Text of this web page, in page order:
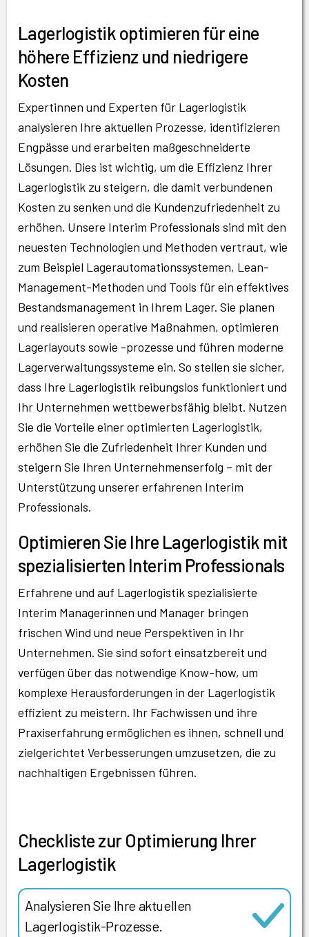
Lagerlogistik optimieren für eine
höhere Effizienz und niedrigere
Kosten
Expertinnen und Experten für Lagerlogistik
analysieren Ihre aktuellen Prozesse, identifizieren
Engpässe und erarbeiten maßgeschneiderte
Lösungen. Dies ist wichtig, um die Effizienz Ihrer
Lagerlogistik zu steigern, die damit verbundenen
Kosten zu senken und die Kundenzufriedenheit zu
erhöhen. Unsere Interim Professionals sind mit den
neuesten Technologien und Methoden vertraut, wie
zum Beispiel Lagerautomationssystemen, Lean-
Management-Methoden und Tools für ein effektives
Bestandsmanagement in Ihrem Lager. Sie planen
und realisieren operative Maßnahmen, optimieren
Lagerlayouts sowie -prozesse und führen moderne
Lagerverwaltungssysteme ein. So stellen sie sicher,
dass Ihre Lagerlogistik reibungslos funktioniert und
Ihr Unternehmen wettbewerbsfähig bleibt. Nutzen
Sie die Vorteile einer optimierten Lagerlogistik,
erhöhen Sie die Zufriedenheit Ihrer Kunden und
steigern Sie Ihren Unternehmenserfolg – mit der
Unterstützung unserer erfahrenen Interim
Professionals.
Optimieren Sie Ihre Lagerlogistik mit
spezialisierten Interim Professionals
Erfahrene und auf Lagerlogistik spezialisierte
Interim Managerinnen und Manager bringen
frischen Wind und neue Perspektiven in Ihr
Unternehmen. Sie sind sofort einsatzbereit und
verfügen über das notwendige Know-how, um
komplexe Herausforderungen in der Lagerlogistik
effizient zu meistern. Ihr Fachwissen und ihre
Praxiserfahrung ermöglichen es ihnen, schnell und
zielgerichtet Verbesserungen umzusetzen, die zu
nachhaltigen Ergebnissen führen.
Checkliste zur Optimierung Ihrer
Lagerlogistik
Analysieren Sie Ihre aktuellen
Lagerlogistik-Prozesse.